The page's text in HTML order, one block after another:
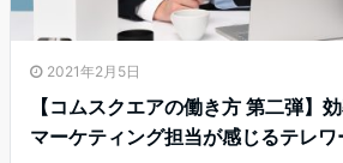
2021年2月5日
【コムスクエアの働き方 第二弾】
マーケティング担当が感じるテレワ